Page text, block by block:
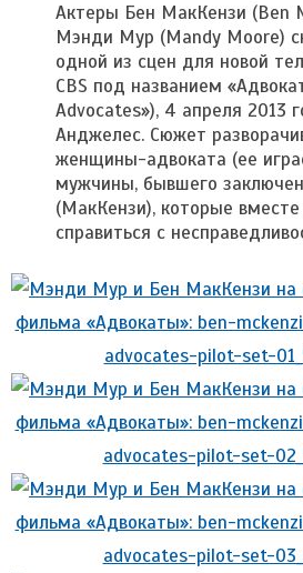
Актеры Бен МакКензи (Ben
Мэнди Мур (Mandy Moore)
одной из сцен для новой
CBS под названием
Advocates»), 4 апреля 2013
Анджелес. Сюжет
женщины-адвоката (ее
мужчины, бывшего
(МакКензи), которые
справиться с